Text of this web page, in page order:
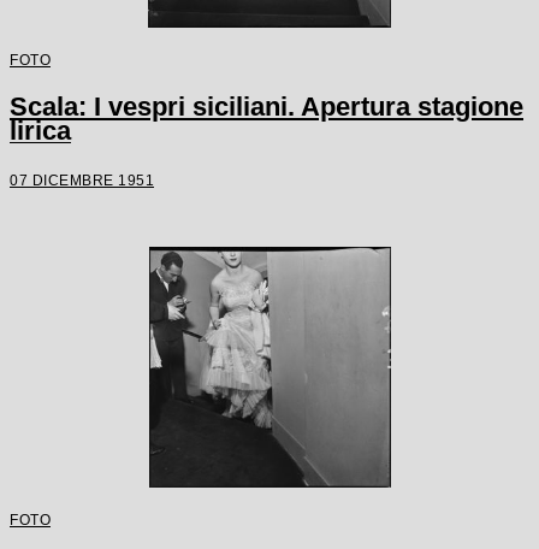
FOTO
Scala: I vespri siciliani. Apertura stagione
lirica
07 DICEMBRE 1951
FOTO